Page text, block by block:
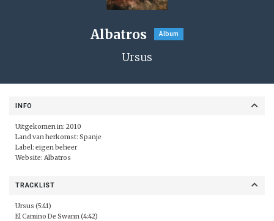
Albatros Album
Ursus
INFO
Uitgekomen in: 2010
Land van herkomst: Spanje
Label: eigen beheer
Website: Albatros
TRACKLIST
Ursus (5:41)
El Camino De Swann (4:42)